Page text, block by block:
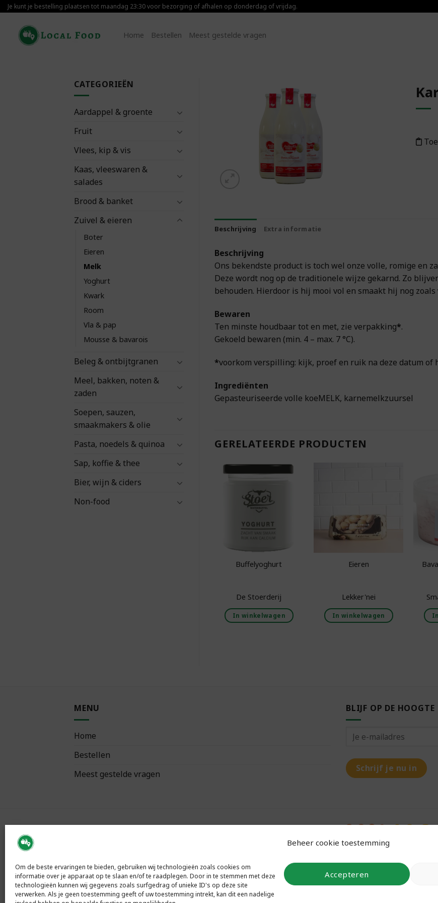
Beheer cookie toestemming
Om de beste ervaringen te bieden, gebruiken wij technologieën zoals cookies om
informatie over je apparaat op te slaan en/of te raadplegen. Door in te stemmen met deze
technologieën kunnen wij gegevens zoals surfgedrag of unieke ID's op deze site
verwerken. Als je geen toestemming geeft of uw toestemming intrekt, kan dit een nadelige
Accepteren
Skip
content
Je kunt je bestelling plaatsen tot maandag 23:30 voor bezorging of afhalen op donderdag of vrijdag.
Home Bestellen Meest gestelde vragen
CATEGORIEËN
Aardappel & groente
Fruit
Vlees, kip & vis
Kaas, vleeswaren &
salades
Brood & banket
Zuivel & eieren
Boter
Eieren
Melk
Yoghurt
Kwark
Room
Vla & pap
Mousse & bavarois
Beleg & ontbijtgranen
Meel, bakken, noten &
zaden
Soepen, sauzen,
smaakmakers & olie
Pasta, noedels & quinoa
Sap, koffie & thee
Bier, wijn & ciders
Non-food
Beschrijving Extra informatie
Beschrijving
Ons bekendste product is toch wel onze volle, romige en
Deze wordt nog op de traditionele wijze gekarnd. Zo
behouden. Hierdoor is hij mooi vol en smaakt hij nog zoals
Bewaren
Ten minste houdbaar tot en met, zie verpakking*.
Gekoeld bewaren (min. 4 – max. 7 °C).
*voorkom verspilling: kijk, proef en ruik na deze datum of
Ingrediënten
Gepasteuriseerde volle koeMELK, karnemelkzuursel
GERELATEERDE PRODUCTEN
Toevoegen aan
boodschappenlijst
Buffelyoghurt
De Stoerderij
In winkelwagen
Eieren
Lekker'nei
In winkelwagen
MENU
Home
Bestellen
Meest gestelde vragen
BLIJF OP DE HOOGTE